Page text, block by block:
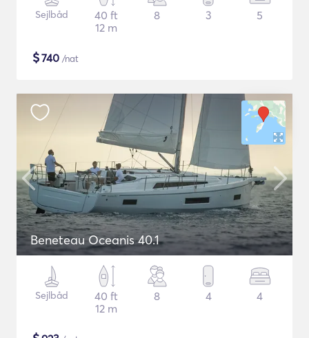
Sejlbåd
40 ft
12 m
8 3 5
$740 /nat
Beneteau Oceanis 40.1
Sejlbåd
40 ft
12 m
8 4 4